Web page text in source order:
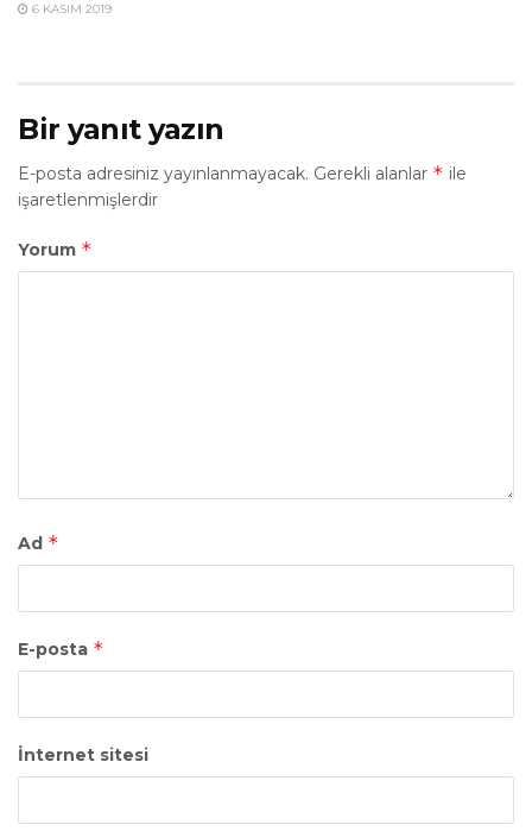
6 KASIM 2019
Bir yanıt yazın
E-posta adresiniz yayınlanmayacak. Gerekli alanlar * ile
işaretlenmişlerdir
Yorum *
Ad *
E-posta *
İnternet sitesi